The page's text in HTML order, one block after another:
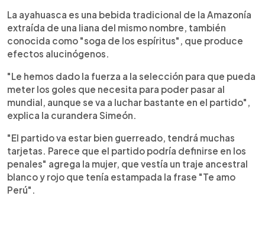
La ayahuasca es una bebida tradicional de la Amazonía
extraída de una liana del mismo nombre, también
conocida como "soga de los espíritus", que produce
efectos alucinógenos.
"Le hemos dado la fuerza a la selección para que pueda
meter los goles que necesita para poder pasar al
mundial, aunque se va a luchar bastante en el partido",
explica la curandera Simeón.
"El partido va estar bien guerreado, tendrá muchas
tarjetas. Parece que el partido podría definirse en los
penales" agrega la mujer, que vestía un traje ancestral
blanco y rojo que tenía estampada la frase "Te amo
Perú".